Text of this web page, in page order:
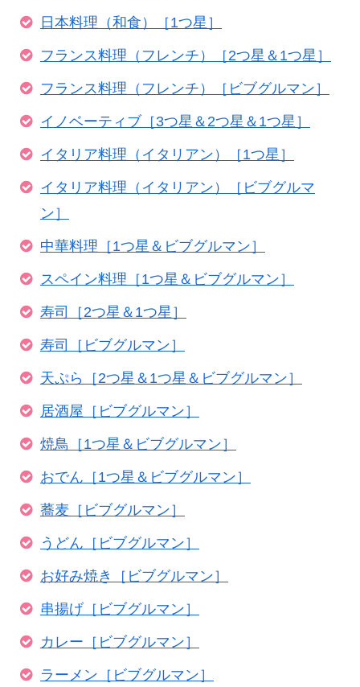
日本料理（和食）［1つ星］
フランス料理（フレンチ）［2つ星＆1つ星］
フランス料理（フレンチ）［ビブグルマン］
イノベーティブ［3つ星＆2つ星＆1つ星］
イタリア料理（イタリアン）［1つ星］
イタリア料理（イタリアン）［ビブグルマ
ン］
中華料理［1つ星＆ビブグルマン］
スペイン料理［1つ星＆ビブグルマン］
寿司［2つ星＆1つ星］
寿司［ビブグルマン］
天ぷら［2つ星＆1つ星＆ビブグルマン］
居酒屋［ビブグルマン］
焼鳥［1つ星＆ビブグルマン］
おでん［1つ星＆ビブグルマン］
蕎麦［ビブグルマン］
うどん［ビブグルマン］
お好み焼き［ビブグルマン］
串揚げ［ビブグルマン］
カレー［ビブグルマン］
ラーメン［ビブグルマン］